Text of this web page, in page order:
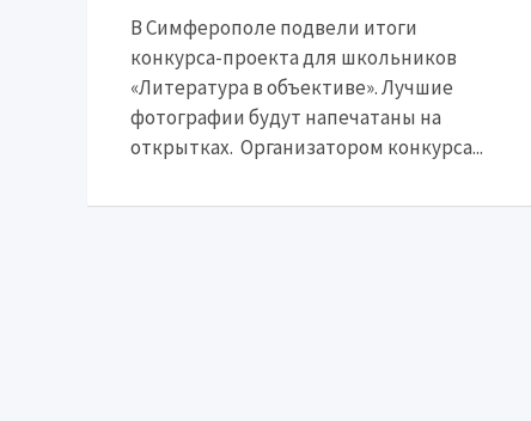
В Симферополе подвели итоги
конкурса-проекта для школьников
«Литература в объективе». Лучшие
фотографии будут напечатаны на
открытках. Организатором конкурса...